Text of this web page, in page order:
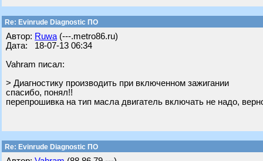
Re: Evinrude Diagnostic ПО
Автор: Ruwa (---.metro86.ru)
Дата: 18-07-13 06:34
Vahram писал:
> Диагностику производить при включенном зажигании
спасибо, понял!!
перепрошивка на тип масла двигатель включать не надо,
Re: Evinrude Diagnostic ПО